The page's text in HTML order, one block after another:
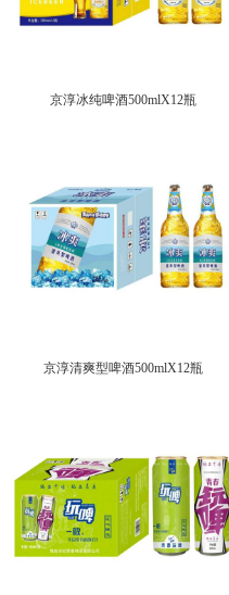
京淳冰纯啤酒500mlX12瓶
京淳清爽型啤酒500mlX12瓶